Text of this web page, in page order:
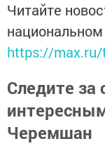
Читайте
https://
Следите
Черемшан